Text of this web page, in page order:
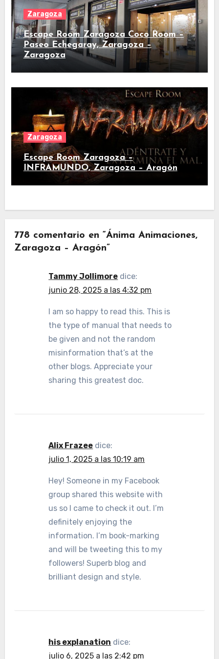
Zaragoza
Escape Room Zaragoza Coco Room –
Paseo Echegaray, Zaragoza –
Zaragoza
Zaragoza
Escape Room Zaragoza –
INFRAMUNDO, Zaragoza – Aragón
778 comentario en “Ánima Animaciones,
Zaragoza – Aragón”
Tammy Jollimore dice:
junio 28, 2025 a las 4:32 pm
I am so happy to read this. This is
the type of manual that needs to
be given and not the random
misinformation that’s at the
other blogs. Appreciate your
sharing this greatest doc.
Alix Frazee dice:
julio 1, 2025 a las 10:19 am
Hey! Someone in my Facebook
group shared this website with
us so I came to check it out. I’m
definitely enjoying the
information. I’m book-marking
and will be tweeting this to my
followers! Superb blog and
brilliant design and style.
his explanation dice:
julio 6, 2025 a las 2:42 pm